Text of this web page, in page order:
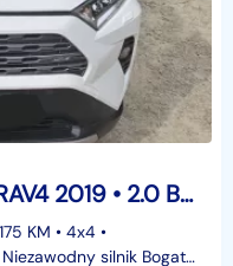
Toyota RAV 4 V TOYOTA RAV4 2019 • 2.0 BENZYNA 175 KM • 4x4 • COMFORT
KM • 4x4 •
silnik Bogate